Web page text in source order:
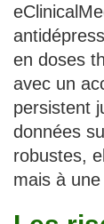
en doses
avec un
persistent
données
robustes,
mais à